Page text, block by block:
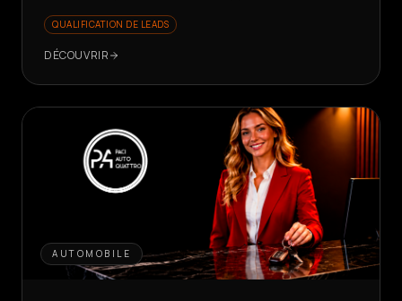
QUALIFICATION DE LEADS
DÉCOUVRIR
AUTOMOBILE